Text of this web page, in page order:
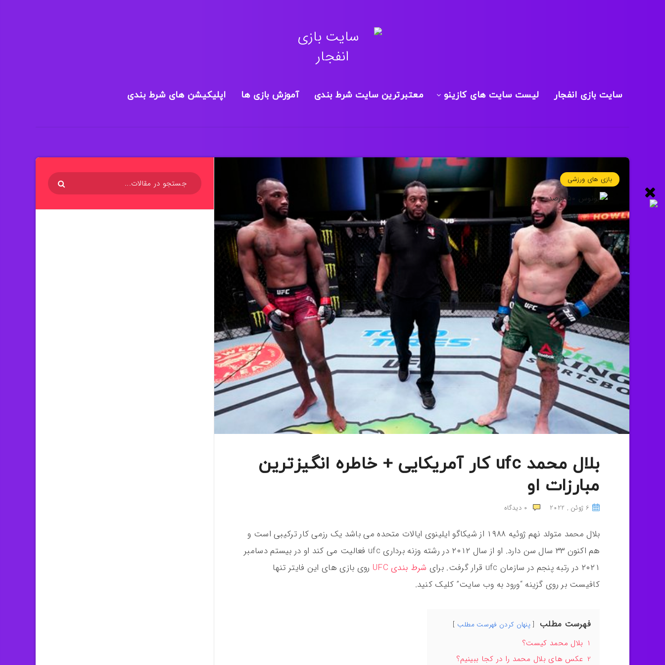
سایت بازی انفجار لیست سایت های کازینو معتبرترین سایت شرط بندی آموزش بازی ها اپلیکیشن های شرط بندی
بازی های ورزشی
بلال محمد ufc کار آمریکایی + خاطره انگیزترین
مبارزات او
6 ژوئن , 2022 0 دیدگاه
بلال محمد متولد نهم ژوئیه ۱۹۸۸ از شیکاگو ایلینوی ایالات متحده می باشد یک رزمی کار ترکیبی است و
هم اکنون ۳۳ سال سن دارد. او از سال ۲۰۱۲ در رشته وزنه‌ برداری ufc فعالیت می کند او در بیستم دسامبر
۲۰۲۱ در رتبه پنجم در سازمان ufc قرار گرفت. برای
شرط بندی UFC
روی بازی های این فایتر تنها
کافیست بر روی گزینه “ورود به وب سایت” کلیک کنید.
فهرست مطلب پنهان کردن فهرست مطلب
1 بلال محمد کیست؟
2 عکس های بلال محمد را در کجا ببینیم؟